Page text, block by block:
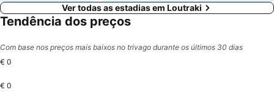
Ver todas as estadias em Loutraki
Tendência dos preços
Com base nos preços mais baixos no trivago durante os últimos 30 dias
€ 0
€ 0